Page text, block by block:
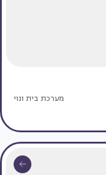
מערכת בית ונוי